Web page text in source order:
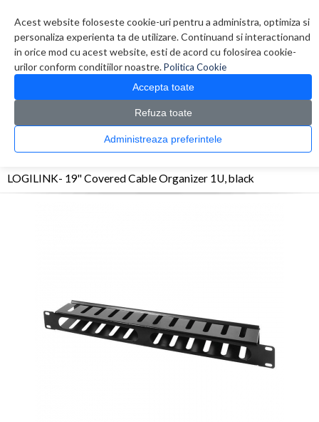
Acest website foloseste cookie-uri pentru a administra, optimiza si
personaliza experienta ta de utilizare. Continuand si interactionand
in orice mod cu acest website, esti de acord cu folosirea cookie-
urilor conform conditiilor noastre.Politica Cookie
Accepta toate
Refuza toate
Administreaza preferintele
0 produs(e)
CATALOG PRODUSE
> Accesorii Rack > LOGILINK- 19'' Covered Cable
LOGILINK- 19'' Covered Cable Organizer 1U, black